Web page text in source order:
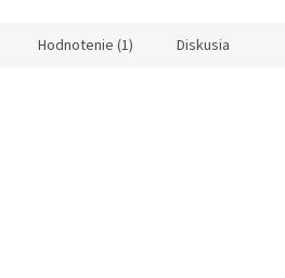
Hodnotenie (1) Diskusia